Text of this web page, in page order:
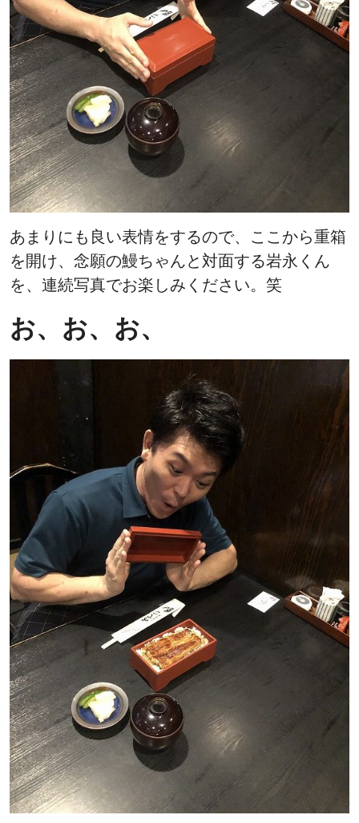
あまりにも良い表情をするので、ここから重箱
を開け、念願の鰻ちゃんと対面する岩永くん
を、連続写真でお楽しみください。笑
お、お、お、